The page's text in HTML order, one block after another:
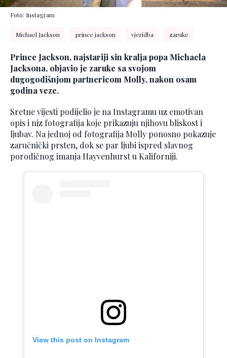
Foto: Instagram
Michael Jackson prince jackson vjeridba zaruke
Prince Jackson, najstariji sin kralja popa Michaela
Jacksona, objavio je zaruke sa svojom
dugogodišnjom partnericom Molly, nakon osam
godina veze.
Sretne vijesti podijelio je na Instagramu uz emotivan
opis i niz fotografija koje prikazuju njihovu bliskost i
ljubav. Na jednoj od fotografija Molly ponosno pokazuje
zaručnički prsten, dok se par ljubi ispred slavnog
porodičnog imanja Hayvenhurst u Kaliforniji.
View this post on Instagram